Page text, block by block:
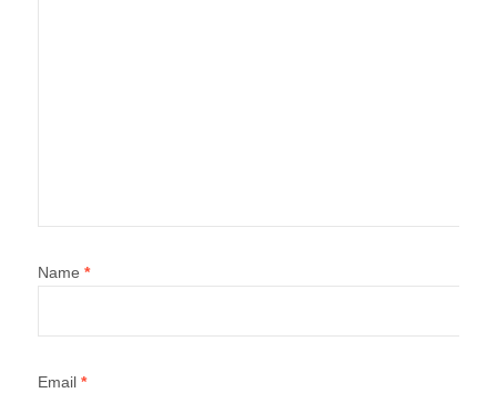
Name *
Email *